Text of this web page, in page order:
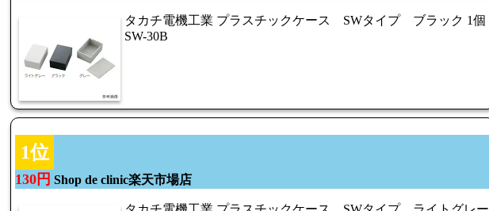
タカチ電機工業 プラスチックケース SWタイプ ブラック 1個
SW-30B
1位
130円 Shop de clinic楽天市場店